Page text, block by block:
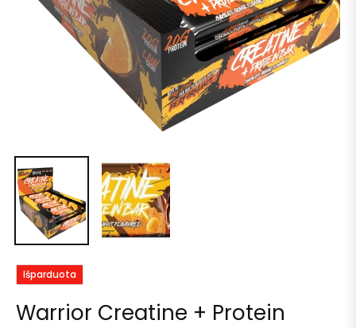
Išparduota
Warrior Creatine + Protein